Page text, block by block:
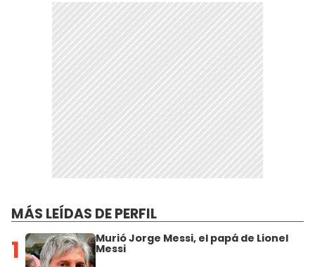
MÁS LEÍDAS DE PERFIL
1 Murió Jorge Messi, el papá de Lionel
Messi